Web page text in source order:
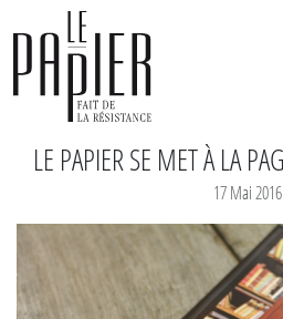
LE PAPIER SE MET À LA
17 Mai 2016
Panneau de gestion des cookies